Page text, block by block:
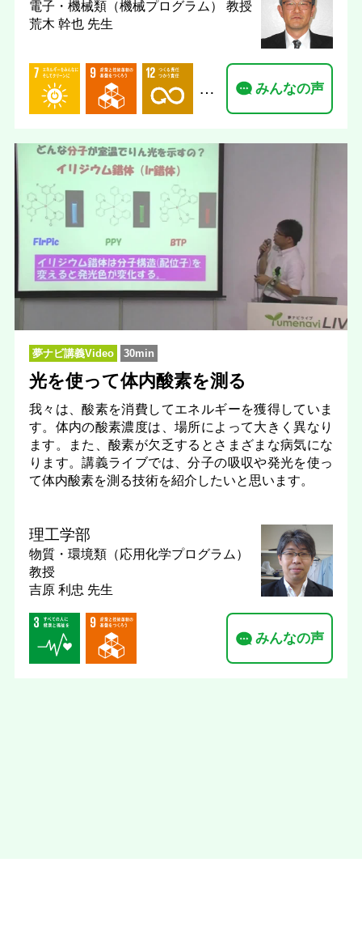
電子・機械類（機械プログラム） 教授
荒木 幹也 先生
… みんなの声
夢ナビ講義Video 30min
光を使って体内酸素を測る
我々は、酸素を消費してエネルギーを獲得していま
す。体内の酸素濃度は、場所によって大きく異なり
ます。また、酸素が欠乏するとさまざまな病気にな
ります。講義ライブでは、分子の吸収や発光を使っ
て体内酸素を測る技術を紹介したいと思います。
理工学部
物質・環境類（応用化学プログラム）
教授
吉原 利忠 先生
みんなの声